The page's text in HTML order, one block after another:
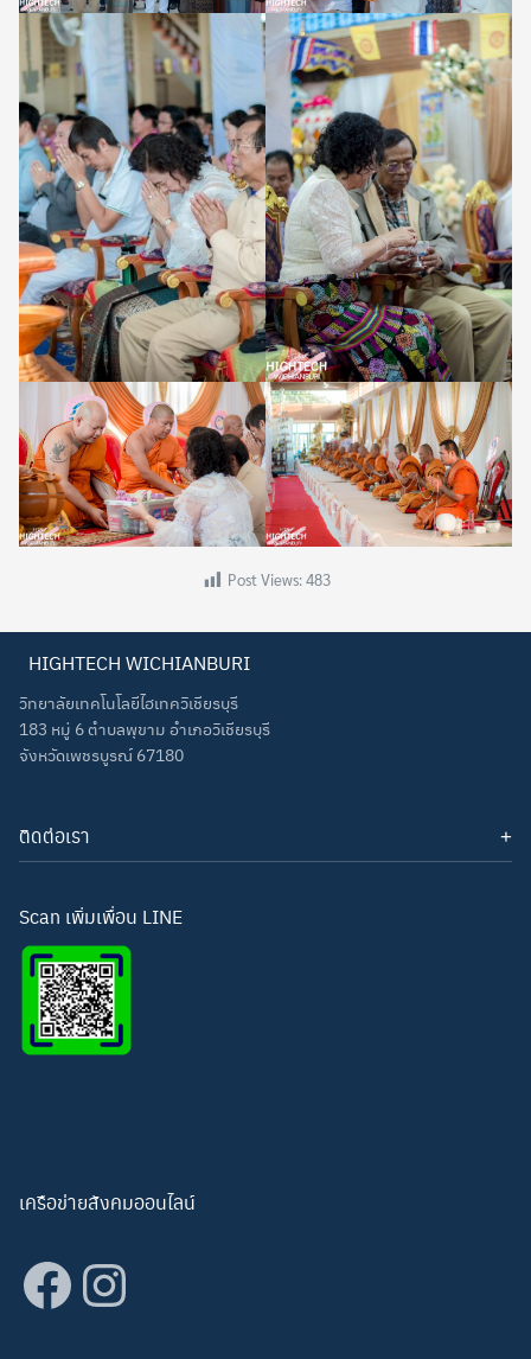
Search
for:
Search
Post Views:483
HIGHTECH WICHIANBURI
วิทยาลัยเทคโนโลยีไฮเทควิเชียรบุรี
183 หมู่ 6 ตำบลพุขาม อำเภอวิเชียรบุรี
จังหวัดเพชรบูรณ์ 67180
ติดต่อเรา
โทรศัพท์: 093-3277343
อีเมล: hightechwichian@gmail.com
Scan เพิ่มเพื่อน LINE
เครือข่ายสังคมออนไลน์
Facebook
Instagram